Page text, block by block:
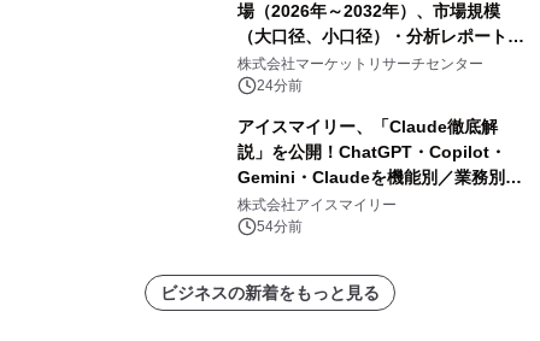
場（2026年～2032年）、市場規模
（大口径、小口径）・分析レポートを
発表
株式会社マーケットリサーチセンター
24分前
アイスマイリー、「Claude徹底解
説」を公開！ChatGPT・Copilot・
Gemini・Claudeを機能別／業務別に
比較―自社に合う生成AIの選び方がわ
かる実践ガイド
株式会社アイスマイリー
54分前
ビジネスの新着をもっと見る